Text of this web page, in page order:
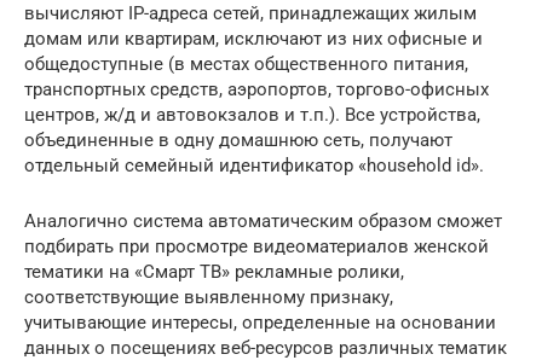
вычисляют IP-адреса сетей, принадлежащих жилым
домам или квартирам, исключают из них офисные и
общедоступные (в местах общественного питания,
транспортных средств, аэропортов, торгово-офисных
центров, ж/д и автовокзалов и т.п.). Все устройства,
объединенные в одну домашнюю сеть, получают
отдельный семейный идентификатор «household id».
Аналогично система автоматическим образом сможет
подбирать при просмотре видеоматериалов женской
тематики на «Смарт ТВ» рекламные ролики,
соответствующие выявленному признаку,
учитывающие интересы, определенные на основании
данных о посещениях веб-ресурсов различных тематик